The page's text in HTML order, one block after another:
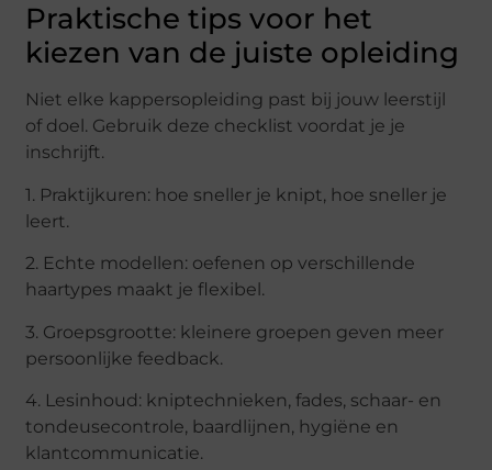
Praktische tips voor het
kiezen van de juiste opleiding
Niet elke kappersopleiding past bij jouw leerstijl
of doel. Gebruik deze checklist voordat je je
inschrijft.
1. Praktijkuren: hoe sneller je knipt, hoe sneller je
leert.
2. Echte modellen: oefenen op verschillende
haartypes maakt je flexibel.
3. Groepsgrootte: kleinere groepen geven meer
persoonlijke feedback.
4. Lesinhoud: kniptechnieken, fades, schaar- en
tondeusecontrole, baardlijnen, hygiëne en
klantcommunicatie.